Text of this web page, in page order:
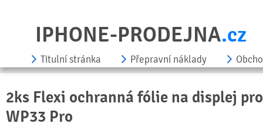
IPHONE-PRODEJNA.cz
Titulní stránka Přepravní náklady
2ks Flexi ochranná fólie na displej
WP33 Pro